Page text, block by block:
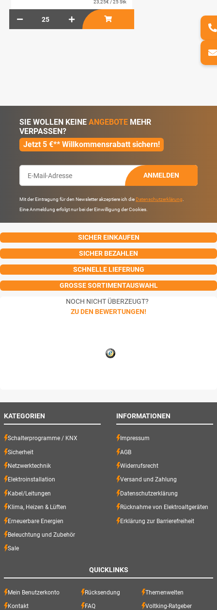
23,25€ / 25 Stk
SIE WOLLEN KEINE ANGEBOTE MEHR
VERPASSEN?
Jetzt 5 €** Willkommensrabatt sichern!
ANMELDEN
Mit der Eintragung für den Newsletter akzeptiere ich die Datenschutzerklärung
Eine Anmeldung erfolgt nur bei der Einwilligung der Cookies.
SICHER EINKAUFEN
SICHER BEZAHLEN
SCHNELLE LIEFERUNG
GROSSE SORTIMENTAUSWAHL
NOCH NICHT ÜBERZEUGT?
ZU DEN BEWERTUNGEN!
KATEGORIEN
Schalterprogramme / KNX
Sicherheit
Netzwerktechnik
Elektroinstallation
Kabel/Leitungen
Klima, Heizen & Lüften
Erneuerbare Energien
Beleuchtung und Zubehör
Sale
INFORMATIONEN
Impressum
AGB
Widerrufsrecht
Versand und Zahlung
Datenschutzerklärung
Rücknahme von Elektroaltgeräten
Erklärung zur Barrierefreiheit
QUICKLINKS
Mein Benutzerkonto Rücksendung Themenwelten
Kontakt FAQ Voltking-Ratgeber